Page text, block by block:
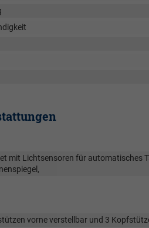
mit Lichtsensoren für automatisches
vorne verstellbar und 3